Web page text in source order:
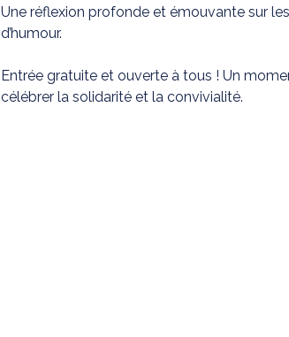
Une réflexion profonde et émouvante sur
d’humour.
Entrée gratuite et ouverte à tous ! Un
célébrer la solidarité et la convivialité.